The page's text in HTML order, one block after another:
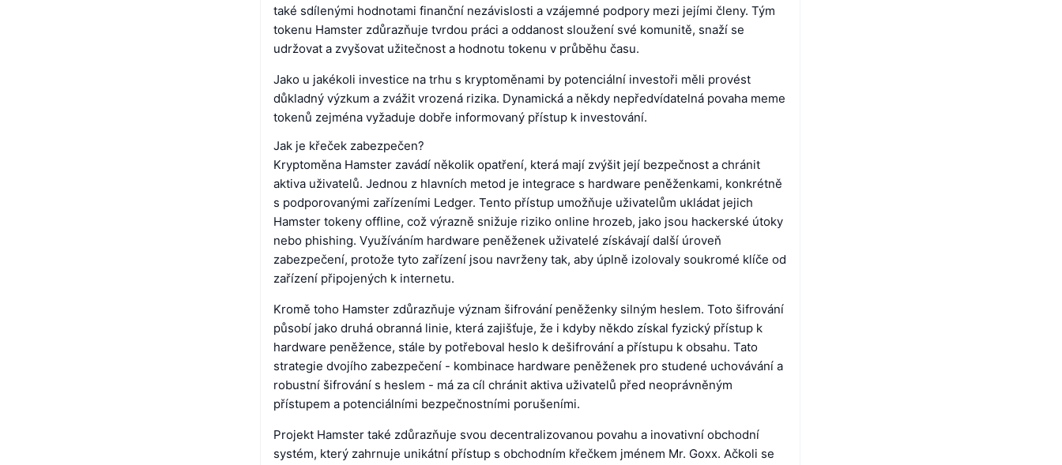
také sdílenými hodnotami finanční nezávislosti a vzájemné podpory mezi jejími členy. Tým
tokenu Hamster zdůrazňuje tvrdou práci a oddanost sloužení své komunitě, snaží se
udržovat a zvyšovat užitečnost a hodnotu tokenu v průběhu času.
Jako u jakékoli investice na trhu s kryptoměnami by potenciální investoři měli provést
důkladný výzkum a zvážit vrozená rizika. Dynamická a někdy nepředvídatelná povaha meme
tokenů zejména vyžaduje dobře informovaný přístup k investování.
Jak je křeček zabezpečen?
Kryptoměna Hamster zavádí několik opatření, která mají zvýšit její bezpečnost a chránit
aktiva uživatelů. Jednou z hlavních metod je integrace s hardware peněženkami, konkrétně
s podporovanými zařízeními Ledger. Tento přístup umožňuje uživatelům ukládat jejich
Hamster tokeny offline, což výrazně snižuje riziko online hrozeb, jako jsou hackerské útoky
nebo phishing. Využíváním hardware peněženek uživatelé získávají další úroveň
zabezpečení, protože tyto zařízení jsou navrženy tak, aby úplně izolovaly soukromé klíče od
zařízení připojených k internetu.
Kromě toho Hamster zdůrazňuje význam šifrování peněženky silným heslem. Toto šifrování
působí jako druhá obranná linie, která zajišťuje, že i kdyby někdo získal fyzický přístup k
hardware peněžence, stále by potřeboval heslo k dešifrování a přístupu k obsahu. Tato
strategie dvojího zabezpečení - kombinace hardware peněženek pro studené uchovávání a
robustní šifrování s heslem - má za cíl chránit aktiva uživatelů před neoprávněným
přístupem a potenciálními bezpečnostními porušeními.
Projekt Hamster také zdůrazňuje svou decentralizovanou povahu a inovativní obchodní
systém, který zahrnuje unikátní přístup s obchodním křečkem jménem Mr. Goxx. Ačkoli se